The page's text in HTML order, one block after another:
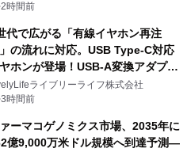
2時間前
代で広がる「有線イヤホン再注
の流れに対応。USB Type-C対応
ホンが登場！USB-A変換アダプタ
きでスマホからパソコンまで幅広
用可能
ライブリーライフ株式会社
3時間前
ーマコゲノミクス市場、2035年に
億9,000万米ドル規模へ到達予測―